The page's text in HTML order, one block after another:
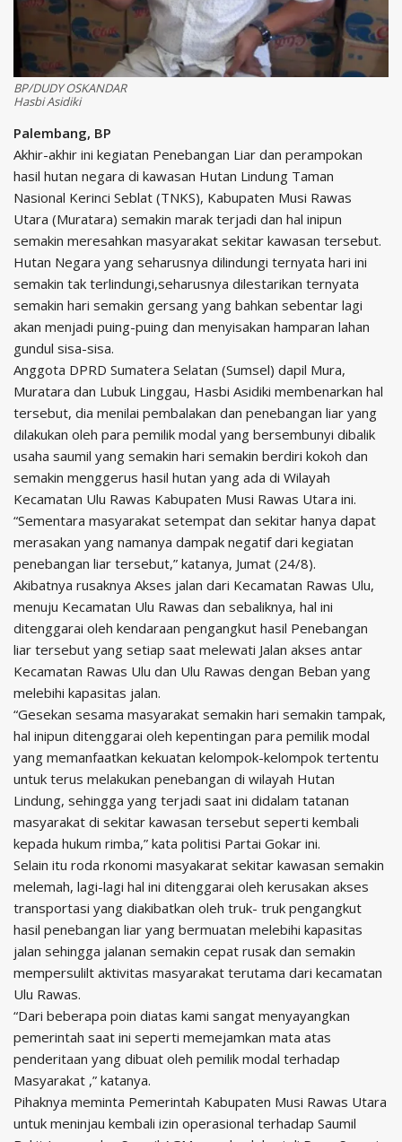
BP/DUDY OSKANDAR
Hasbi Asidiki
Palembang, BP
Akhir-akhir ini kegiatan Penebangan Liar dan perampokan
hasil hutan negara di kawasan Hutan Lindung Taman
Nasional Kerinci Seblat (TNKS), Kabupaten Musi Rawas
Utara (Muratara) semakin marak terjadi dan hal inipun
semakin meresahkan masyarakat sekitar kawasan tersebut.
Hutan Negara yang seharusnya dilindungi ternyata hari ini
semakin tak terlindungi,seharusnya dilestarikan ternyata
semakin hari semakin gersang yang bahkan sebentar lagi
akan menjadi puing-puing dan menyisakan hamparan lahan
gundul sisa-sisa.
Anggota DPRD Sumatera Selatan (Sumsel) dapil Mura,
Muratara dan Lubuk Linggau, Hasbi Asidiki membenarkan hal
tersebut, dia menilai pembalakan dan penebangan liar yang
dilakukan oleh para pemilik modal yang bersembunyi dibalik
usaha saumil yang semakin hari semakin berdiri kokoh dan
semakin menggerus hasil hutan yang ada di Wilayah
Kecamatan Ulu Rawas Kabupaten Musi Rawas Utara ini.
“Sementara masyarakat setempat dan sekitar hanya dapat
merasakan yang namanya dampak negatif dari kegiatan
penebangan liar tersebut,” katanya, Jumat (24/8).
Akibatnya rusaknya Akses jalan dari Kecamatan Rawas Ulu,
menuju Kecamatan Ulu Rawas dan sebaliknya, hal ini
ditenggarai oleh kendaraan pengangkut hasil Penebangan
liar tersebut yang setiap saat melewati Jalan akses antar
Kecamatan Rawas Ulu dan Ulu Rawas dengan Beban yang
melebihi kapasitas jalan.
“Gesekan sesama masyarakat semakin hari semakin tampak,
hal inipun ditenggarai oleh kepentingan para pemilik modal
yang memanfaatkan kekuatan kelompok-kelompok tertentu
untuk terus melakukan penebangan di wilayah Hutan
Lindung, sehingga yang terjadi saat ini didalam tatanan
masyarakat di sekitar kawasan tersebut seperti kembali
kepada hukum rimba,” kata politisi Partai Gokar ini.
Selain itu roda rkonomi masyakarat sekitar kawasan semakin
melemah, lagi-lagi hal ini ditenggarai oleh kerusakan akses
transportasi yang diakibatkan oleh truk- truk pengangkut
hasil penebangan liar yang bermuatan melebihi kapasitas
jalan sehingga jalanan semakin cepat rusak dan semakin
mempersulilt aktivitas masyarakat terutama dari kecamatan
Ulu Rawas.
“Dari beberapa poin diatas kami sangat menyayangkan
pemerintah saat ini seperti memejamkan mata atas
penderitaan yang dibuat oleh pemilik modal terhadap
Masyarakat ,” katanya.
Pihaknya meminta Pemerintah Kabupaten Musi Rawas Utara
untuk meninjau kembali izin operasional terhadap Saumil